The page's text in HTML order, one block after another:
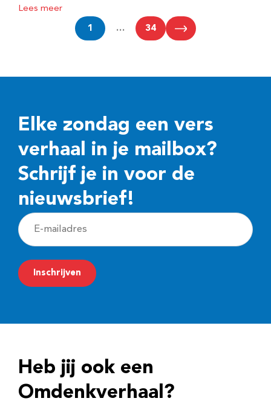
Lees meer
1 … 34
Elke zondag een vers
verhaal in je mailbox?
Schrijf je in voor de
nieuwsbrief!
E
-
m
a
r
e
Inschrijven
Heb jij ook een
Omdenkverhaal?